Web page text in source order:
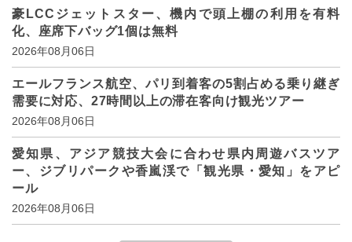
豪LCCジェットスター、機内で頭上棚の利用を有料
化、座席下バッグ1個は無料
2026年08月06日
エールフランス航空、パリ到着客の5割占める乗り継ぎ
需要に対応、27時間以上の滞在客向け観光ツアー
2026年08月06日
愛知県、アジア競技大会に合わせ県内周遊バスツア
ー、ジブリパークや香嵐渓で「観光県・愛知」をアピ
ール
2026年08月06日